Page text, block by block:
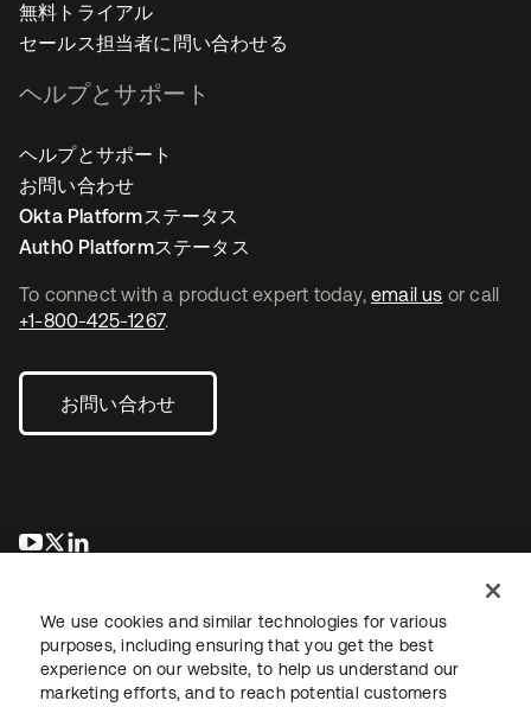
To connect with a product expert today, email us or call
+1-800-425-1267.
お問い合わせ
新しいタブで開く
新しいタブで開く
無料トライアル
セールス担当者に問い合わせる
ヘルプとサポート
ヘルプとサポート
お問い合わせ
Okta Platformステータス
Auth0 Platformステータス
We use cookies and similar technologies for various
purposes, including ensuring that you get the best
experience on our website, to help us understand our
marketing efforts, and to reach potential customers